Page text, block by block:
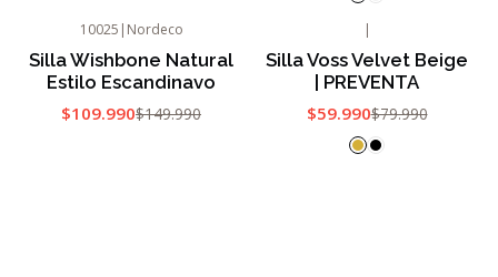
Agotado
10025 | Nordeco
Silla Wishbone Natural
Estilo Escandinavo
$109.990$149.990
|
Silla Voss Velvet Beige
| PREVENTA
$59.990$79.990